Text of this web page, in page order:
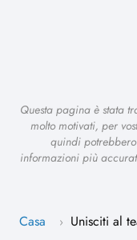
Questa pagina è stata
molto motivati, per
quindi
informazioni più
Casa › Unisciti al